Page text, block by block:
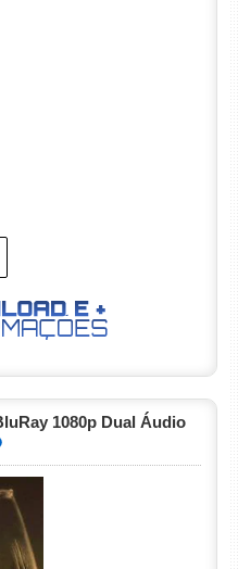
1080p Dual Áudio